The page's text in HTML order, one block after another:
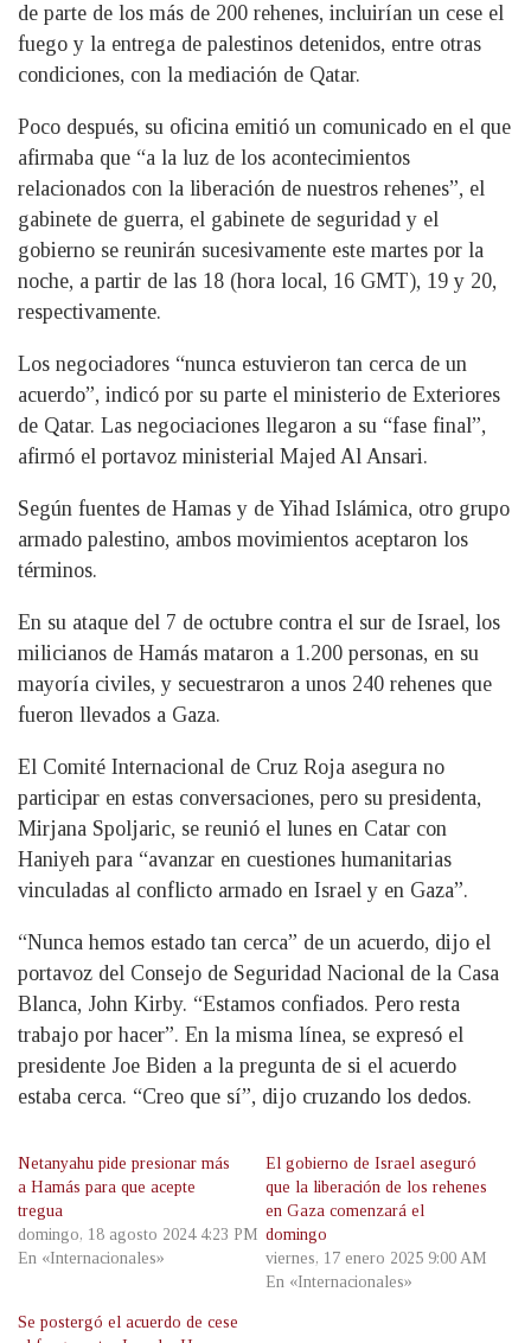
de parte de los más de 200 rehenes, incluirían un cese el
fuego y la entrega de palestinos detenidos, entre otras
condiciones, con la mediación de Qatar.
Poco después, su oficina emitió un comunicado en el que
afirmaba que “a la luz de los acontecimientos
relacionados con la liberación de nuestros rehenes”, el
gabinete de guerra, el gabinete de seguridad y el
gobierno se reunirán sucesivamente este martes por la
noche, a partir de las 18 (hora local, 16 GMT), 19 y 20,
respectivamente.
Los negociadores “nunca estuvieron tan cerca de un
acuerdo”, indicó por su parte el ministerio de Exteriores
de Qatar. Las negociaciones llegaron a su “fase final”,
afirmó el portavoz ministerial Majed Al Ansari.
Según fuentes de Hamas y de Yihad Islámica, otro grupo
armado palestino, ambos movimientos aceptaron los
términos.
En su ataque del 7 de octubre contra el sur de Israel, los
milicianos de Hamás mataron a 1.200 personas, en su
mayoría civiles, y secuestraron a unos 240 rehenes que
fueron llevados a Gaza.
El Comité Internacional de Cruz Roja asegura no
participar en estas conversaciones, pero su presidenta,
Mirjana Spoljaric, se reunió el lunes en Catar con
Haniyeh para “avanzar en cuestiones humanitarias
vinculadas al conflicto armado en Israel y en Gaza”.
“Nunca hemos estado tan cerca” de un acuerdo, dijo el
portavoz del Consejo de Seguridad Nacional de la Casa
Blanca, John Kirby. “Estamos confiados. Pero resta
trabajo por hacer”. En la misma línea, se expresó el
presidente Joe Biden a la pregunta de si el acuerdo
estaba cerca. “Creo que sí”, dijo cruzando los dedos.
Netanyahu pide presionar más
a Hamás para que acepte
tregua
domingo, 18 agosto 2024 4:23 PM
En «Internacionales»
El gobierno de Israel aseguró
que la liberación de los rehenes
en Gaza comenzará el
domingo
viernes, 17 enero 2025 9:00 AM
En «Internacionales»
Se postergó el acuerdo de cese